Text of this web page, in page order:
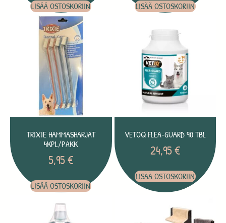
LISÄÄ OSTOSKORIIN LISÄÄ OSTOSKORIIN
TRIXIE HAMMASHARJAT
4KPL/PAKK
5,95€
LISÄÄ OSTOSKORIIN
VETOQ FLEA-GUARD 90 TBL
24,95€
LISÄÄ OSTOSKORIIN